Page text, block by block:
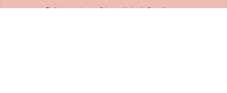
Politique de confidentialité/Conditions